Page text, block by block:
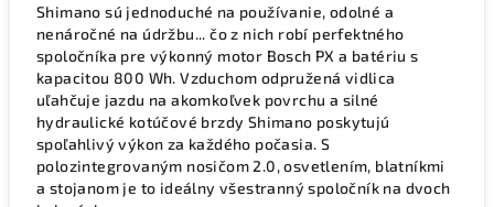
Shimano sú jednoduché na používanie, odolné a
nenáročné na údržbu... čo z nich robí perfektného
spoločníka pre výkonný motor Bosch PX a batériu s
kapacitou 800 Wh. Vzduchom odpružená vidlica
uľahčuje jazdu na akomkoľvek povrchu a silné
hydraulické kotúčové brzdy Shimano poskytujú
spoľahlivý výkon za každého počasia. S
polozintegrovaným nosičom 2.0, osvetlením, blatníkmi
a stojanom je to ideálny všestranný spoločník na dvoch